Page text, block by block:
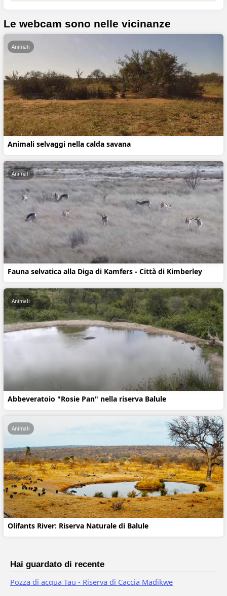
Le webcam sono nelle vicinanze
Animali selvaggi nella calda savana
Animali
Fauna selvatica alla Diga di Kamfers - Città di Kimberley
Animali
Abbeveratoio "Rosie Pan" nella riserva Balule
Animali
Olifants River: Riserva Naturale di Balule
Animali
Hai guardato di recente
Pozza di acqua Tau - Riserva di Caccia Madikwe